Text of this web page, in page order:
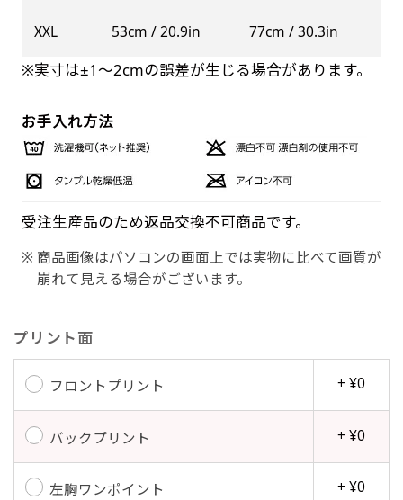
XXL 53cm / 20.9in 77cm / 30.3in
※実寸は±1〜2cmの誤差が生じる場合があります。
お手入れ方法
受注生産品のため返品交換不可商品です。
商品画像はパソコンの画面上では実物に比べて画質が
崩れて見える場合がございます。
プリント面
フロントプリント + ¥0
バックプリント + ¥0
左胸ワンポイント + ¥0